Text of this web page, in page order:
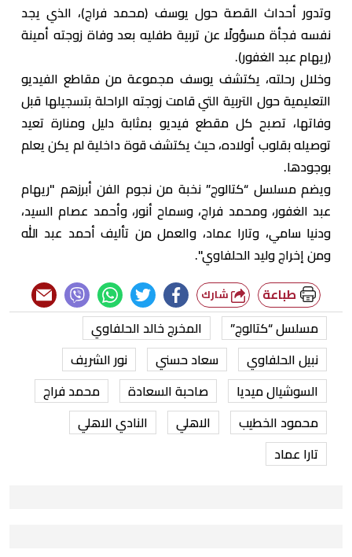
وتدور أحداث القصة حول يوسف (محمد فراج)، الذي يجد
نفسه فجأة مسؤولًا عن تربية طفليه بعد وفاة زوجته أمينة
(ريهام عبد الغفور).
وخلال رحلته، يكتشف يوسف مجموعة من مقاطع الفيديو
التعليمية حول التربية التي قامت زوجته الراحلة بتسجيلها قبل
وفاتها، تصبح كل مقطع فيديو بمثابة دليل ومنارة تعيد
توصيله بقلوب أولاده، حيث يكتشف قوة داخلية لم يكن يعلم
بوجودها.
ويضم مسلسل “كتالوج” نخبة من نجوم الفن أبرزهم "ريهام
عبد الغفور، ومحمد فراج، وسماح أنور، وأحمد عصام السيد،
ودنيا سامي، وتارا عماد، والعمل من تأليف أحمد عبد الله
ومن إخراج وليد الحلفاوي".
طباعة
مسلسل “كتالوج”
المخرج خالد الحلفاوي
نبيل الحلفاوي
سعاد حسني
نور الشريف
السوشيال ميديا
صاحبة السعادة
محمد فراج
محمود الخطيب
الاهلي
النادي الاهلي
تارا عماد